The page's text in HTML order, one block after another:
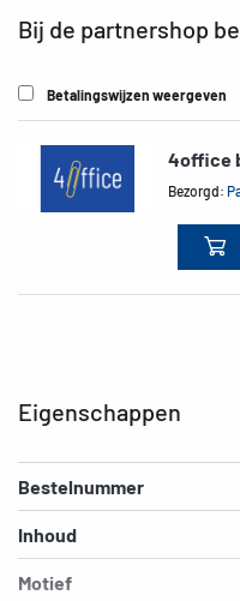
Bij de partnershop
Betalingswijzen weergeven
4office
Bezorgd:
Eigenschappen
Bestelnummer
Inhoud
Motief